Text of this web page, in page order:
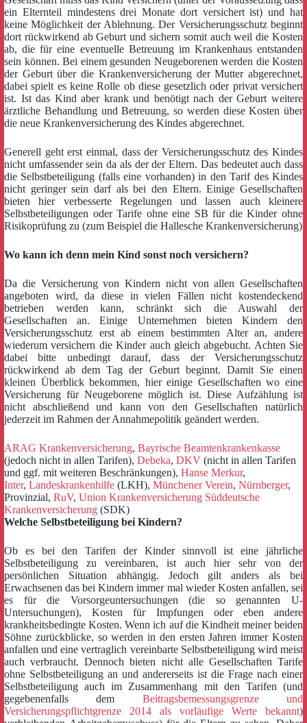
ein Elternteil mindestens drei Monate dort versichert ist) und hat
keine Möglichkeit der Ablehnung. Der Versicherungsschutz beginnt
dort rückwirkend ab Geburt und sichern somit auch weil die Kosten
ab, die für eine eventuelle Betreuung im Krankenhaus entstanden
sein können. Bei einem gesunden Neugeborenen werden die Kosten
der Geburt über die Krankenversicherung der Mutter abgerechnet,
dabei spielt es keine Rolle ob diese gesetzlich oder privat versichert
ist. Ist das Kind aber krank und benötigt nach der Geburt weitere
ärztliche Behandlung und Betreuung, so werden diese Kosten über
die neue Krankenversicherung des Kindes abgerechnet.
Generell geht erst einmal, dass der Versicherungsschutz des Kindes
nicht umfassender sein da als der der Eltern. Das bedeutet auch dass
die Selbstbeteiligung (falls eine vorhanden) in den Tarif des Kindes
nicht geringer sein darf als bei den Eltern. Einige Gesellschaften
bieten hier verbesserte Regelungen und lassen auch kleinere
Selbstbeteiligungen oder Tarife ohne eine SB für die Kinder ohne
Risikoprüfung zu (zum Beispiel die Hallesche Krankenversicherung)
Wo kann ich denn mein Kind sonst noch versichern?
Da die Versicherung von Kindern nicht von allen Gesellschaften
angeboten wird, da diese in vielen Fällen nicht kostendeckend
betrieben werden kann, schränkt sich die Auswahl der
Gesellschaften an. Einige Unternehmen bieten Kindern den
Versicherungsschutz erst ab einem bestimmten Alter an, andere
wiederum versichern die Kinder auch gleich abgebucht. Achten Sie
dabei bitte unbedingt darauf, dass der Versicherungsschutz
rückwirkend ab dem Tag der Geburt beginnt. Damit Sie einen
kleinen Überblick bekommen, hier einige Gesellschaften wo eine
Versicherung für Neugeborene möglich ist. Diese Aufzählung ist
nicht abschließend und kann von den Gesellschaften natürlich
jederzeit im Rahmen der Annahmepolitik geändert werden.
ARAG Krankenversicherung, Bayrische Beamtenkrankenkasse
(jedoch nicht in allen Tarifen), Debeka, DKV (nicht in allen Tarifen
und ggf. mit weiteren Beschränkungen), Hanse Merkur,
Inter, Landeskrankenhilfe (LKH), Münchener Verein, Nürnberger,
Provinzial, RuV, Union Krankenversicherung Süddeutsche
Krankenversicherung (SDK)
Welche Selbstbeteiligung bei Kindern?
Ob es bei den Tarifen der Kinder sinnvoll ist eine jährliche
Selbstbeteiligung zu vereinbaren, ist auch hier sehr von der
persönlichen Situation abhängig. Jedoch gilt anders als bei
Erwachsenen das bei Kindern immer mal wieder Kosten anfallen, sei
es für die Vorsorgeuntersuchungen (die so genannten U-
Untersuchungen), Kosten für Impfungen oder eben andere
krankheitsbedingte Kosten. Wenn ich auf die Kindheit meiner beiden
Söhne zurückblicke, so werden in den ersten Jahren immer Kosten
anfallen und eine vertraglich vereinbarte Selbstbeteiligung wird meist
auch verbraucht. Dennoch bieten nicht alle Gesellschaften Tarife
ohne Selbstbeteiligung an und andererseits ist die Frage nach einer
Selbstbeteiligung auch im Zusammenhang mit den Tarifen (und
gegebenenfalls dem Beitragsbemessungsgrenze und
Versicherungspflichtgrenze 2014 als vorläufige Werte bekannt)